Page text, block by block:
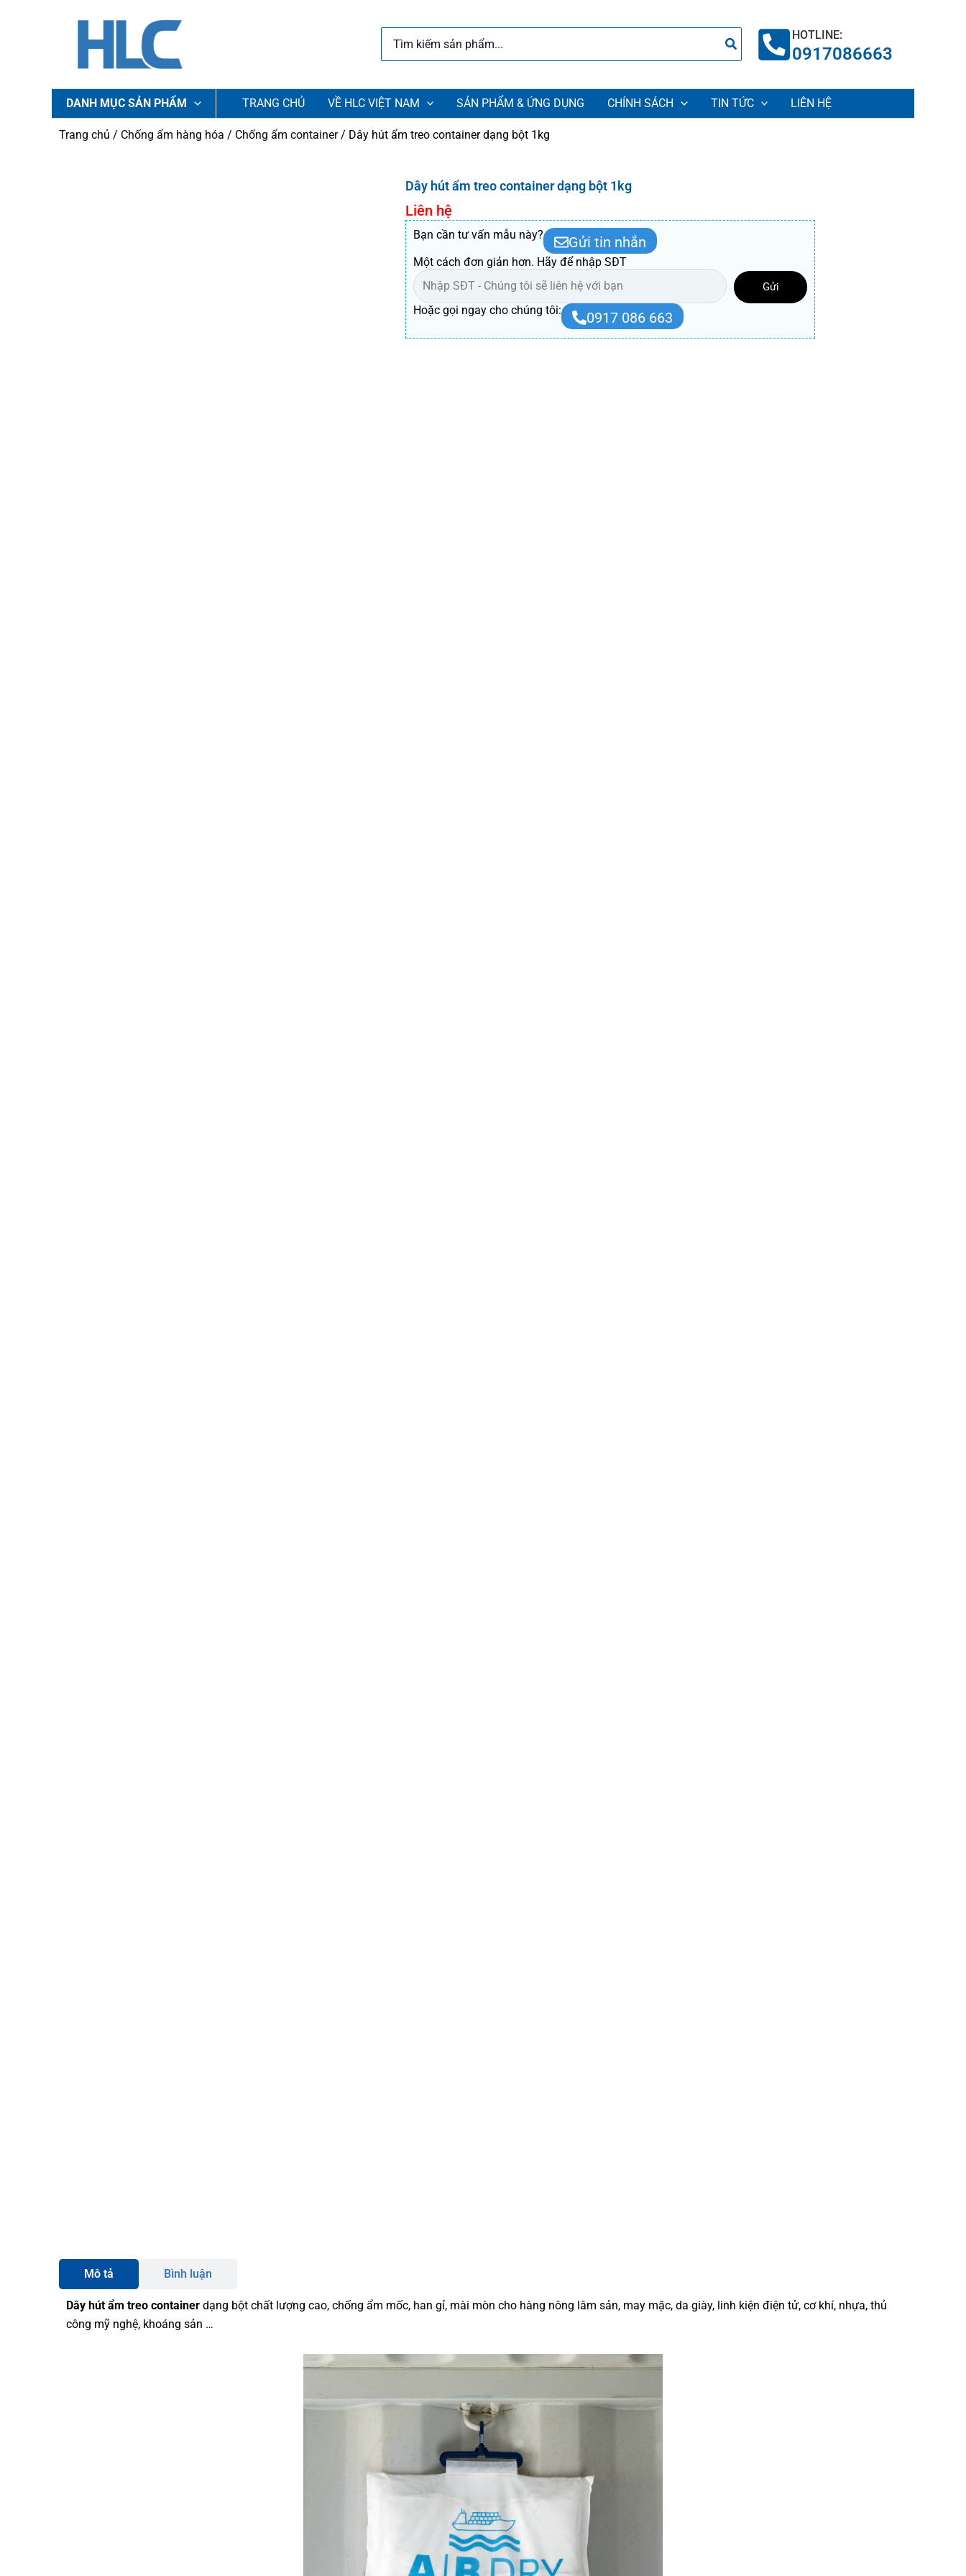
for:
HOTLINE:
0917086663
DANH MỤC SẢN PHẨM TRANG CHỦ VỀ HLC VIỆT NAM SẢN PHẨM & ỨNG DỤNG CHÍNH SÁCH TIN TỨC LIÊN HỆ
Trang chủ / Chống ẩm hàng hóa / Chống ẩm container/ Dây hút ẩm treo container dạng bột 1kg
Dây hút ẩm treo container dạng bột 1kg
Liên hệ
Bạn cần tư vấn mẫu này? Gửi tin nhắn
Một cách đơn giản hơn. Hãy để nhập SĐT
Gửi
Hoặc gọi ngay cho chúng tôi: 0917 086 663
Mô tả Bình luận
Dây hút ẩm treo container dạng bột chất lượng cao, chống ẩm mốc, han gỉ, mài mòn cho hàng nông lâm sản, may mặc, da giày, linh kiện điện tử, cơ khí, nhựa, thủ
công mỹ nghệ, khoáng sản …